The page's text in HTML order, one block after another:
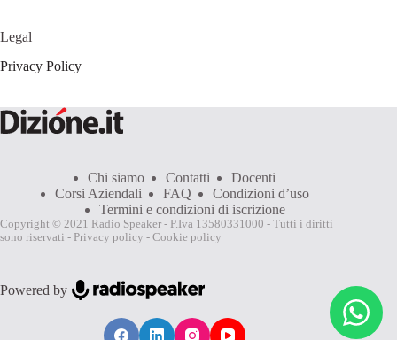
Legal
Privacy Policy
Chi siamo Contatti
Docenti
Corsi Aziendali
FAQ
Condizioni d’uso
Termini e condizioni di iscrizione
Copyright © 2021 Radio Speaker - P.Iva 13580331000 - Tutti i diritti
sono riservati - Privacy policy - Cookie policy
Powered by